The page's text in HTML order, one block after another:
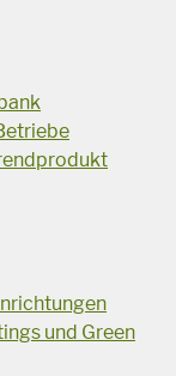
und Green